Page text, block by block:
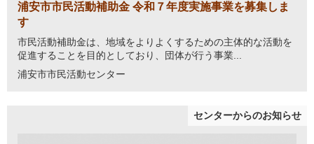
浦安市市民活動補助金 令和７年度実施事業を募集しま
す
市民活動補助金は、地域をよりよくするための主体的な活動を
促進することを目的としており、団体が行う事業...
浦安市市民活動センター
センターからのお知らせ